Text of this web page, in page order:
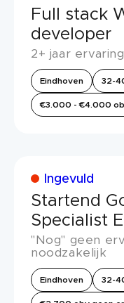
Full stack
developer
2+ jaar ervaring
Eindhoven 32-
€3.000 - €4.000
Ingevuld
Startend
Specialist
"Nog" geen
noodzakelijk
Eindhoven 32-